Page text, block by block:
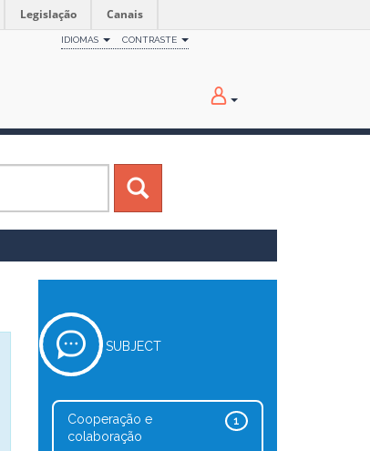
Legislação Canais
IDIOMAS CONTRASTE
SUBJECT
1
Cooperação e
colaboração